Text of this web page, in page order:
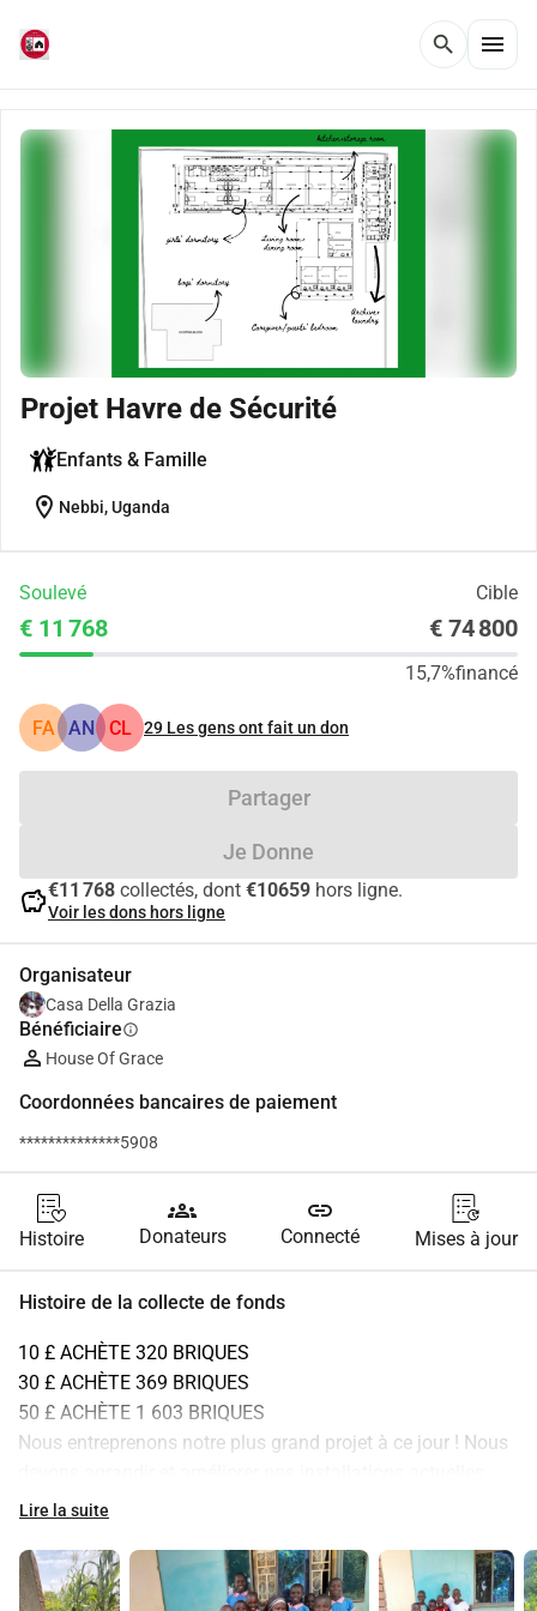
search menu
Projet Havre de Sécurité
Enfants & Famille
location_on Nebbi, Uganda
Soulevé Cible
€ 11 768 € 74 800
15,7%financé
FA AN CL 29 Les gens ont fait un don
Partager
Je Donne
savings€11 768 collectés, dont €10659 hors ligne.
Voir les dons hors ligne
Organisateur
Casa Della Grazia
Bénéficiaireinfo
House Of Grace
Coordonnées bancaires de paiement
**************5908
Histoire
groups
Donateurs
link
Connecté Mises à jour
Histoire de la collecte de fonds
10 £ ACHÈTE 320 BRIQUES
30 £ ACHÈTE 369 BRIQUES
50 £ ACHÈTE 1 603 BRIQUES
Nous entreprenons notre plus grand projet à ce jour ! Nous
pour accueillir plus d'enfants et répondre aux nouvelles
gouvernement local. Cela nous permettra de travailler en
collaboration avec le gouvernement local et d'ouvrir tant de
Lire la suite